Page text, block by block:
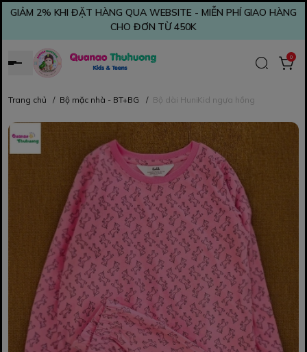
GIẢM 2% KHI ĐẶT HÀNG QUA WEBSITE - MIỄN PHÍ GIAO HÀNG
CHO ĐƠN TỪ 450K
0
Trang chủ / Bộ mặc nhà - BT+BG / Bộ dài HuniKid ngựa hồng